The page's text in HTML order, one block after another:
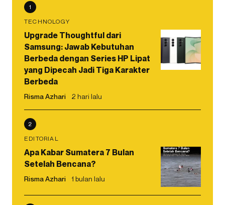
1
TECHNOLOGY
Upgrade Thoughtful dari
Samsung: Jawab Kebutuhan
Berbeda dengan Series HP Lipat
yang Dipecah Jadi Tiga Karakter
Berbeda
Risma Azhari 2 hari lalu
2
EDITORIAL
Apa Kabar Sumatera 7 Bulan
Setelah Bencana?
Risma Azhari 1 bulan lalu